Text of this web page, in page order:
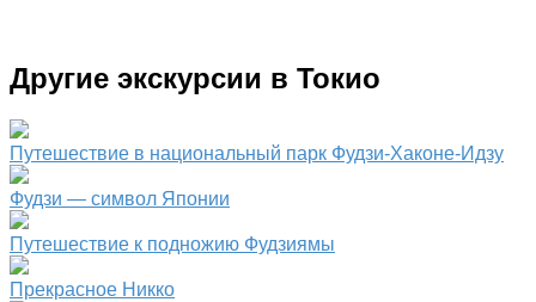
Другие экскурсии в Токио
Путешествие в национальный парк Фудзи-Хаконе-Идзу
Фудзи — символ Японии
Путешествие к подножию Фудзиямы
Прекрасное Никко